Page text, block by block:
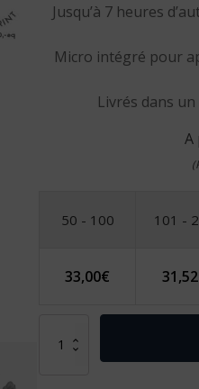
Jusqu’à 7 heures
Micro intégré pour
Livrés dans
A
50 - 100 101 -
33,00€ 31,52